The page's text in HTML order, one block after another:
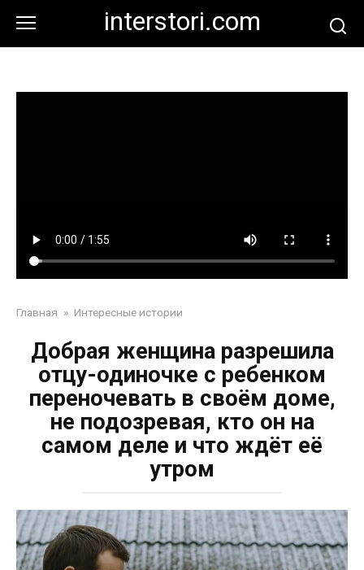
контенту
interstori.com
Главная » Интересные истории
Добрая женщина разрешила
отцу-одиночке с ребенком
переночевать в своём доме,
не подозревая, кто он на
самом деле и что ждёт её
утром